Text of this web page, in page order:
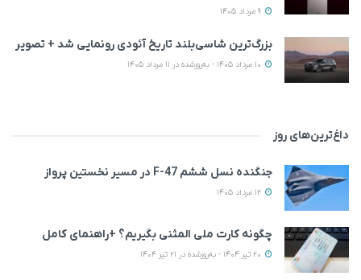
بزرگ‌ترین شاسی‌بلند تاریخ آئودی رونمایی شد + تصویر
داغ‌ترین‌های روز
جنگنده نسل ششم F-47 در مسیر نخستین پرواز
چگونه کارت ملی المثنی بگیریم؟ +راهنمای کامل